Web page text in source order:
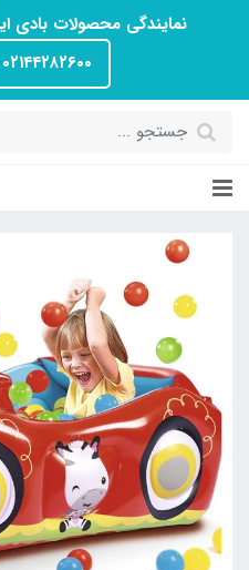
نمایندگی محصولات بادی
۰۲۱۴۴۲۸۲۶۰۰ پیگیری سفارش